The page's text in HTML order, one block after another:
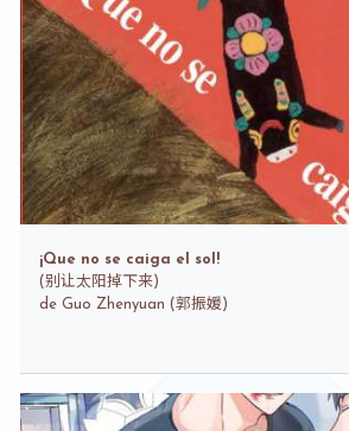
¡Que no se caiga el sol!
(别让太阳掉下来)
de Guo Zhenyuan (郭振媛)